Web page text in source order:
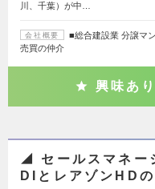
川、千葉）が中…
会社概要
■総合建設業 分譲マ
売買の仲介
興味あり
◢ セールスマネー
DIとレアゾンHD